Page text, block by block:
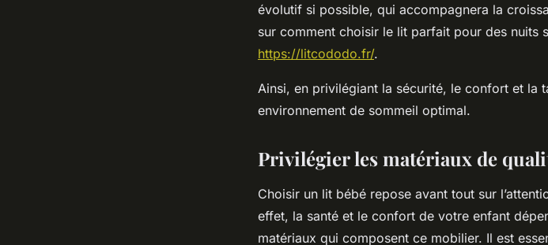
évolutif si possible, qui accompagnera la
sur comment choisir le lit parfait pour des nuits
https://litcododo.fr/.
Ainsi, en privilégiant la sécurité, le confort et la
environnement de sommeil optimal.
Privilégier les matériaux de
Choisir un lit bébé repose avant tout sur
effet, la santé et le confort de votre enfant
matériaux qui composent ce mobilier. Il est